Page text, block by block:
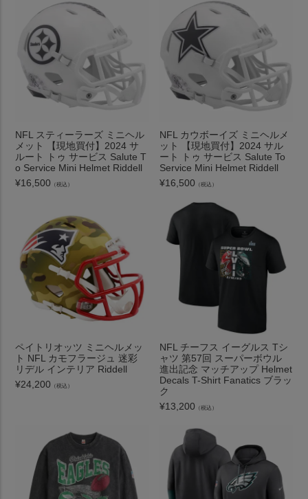
NFL スティーラーズ ミニヘル
メット 【現地買付】2024 サ
ルート トゥ サービス Salute T
o Service Mini Helmet Riddell
¥16,500 （税込）
NFL カウボーイズ ミニヘルメ
ット 【現地買付】2024 サル
ート トゥ サービス Salute To
Service Mini Helmet Riddell
¥16,500 （税込）
ペイトリオッツ ミニヘルメッ
ト NFL カモフラージュ 迷彩
リデル インテリア Riddell
¥24,200 （税込）
NFL チーフス イーグルス Tシ
ャツ 第57回 スーパーボウル
進出記念 マッチアップ Helmet
Decals T-Shirt Fanatics ブラッ
ク
¥13,200 （税込）